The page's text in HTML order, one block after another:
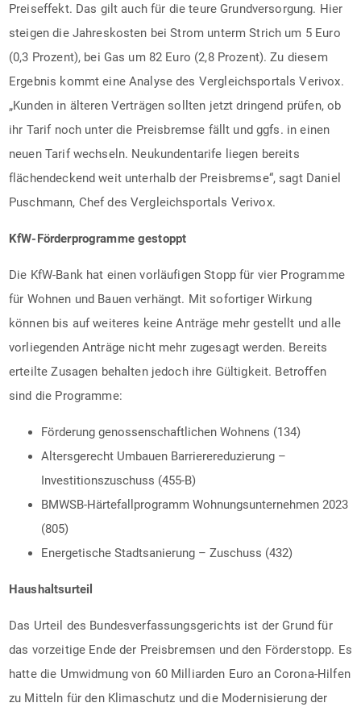
Preiseffekt. Das gilt auch für die teure Grundversorgung. Hier
steigen die Jahreskosten bei Strom unterm Strich um 5 Euro
(0,3 Prozent), bei Gas um 82 Euro (2,8 Prozent). Zu diesem
Ergebnis kommt eine Analyse des Vergleichsportals Verivox.
„Kunden in älteren Verträgen sollten jetzt dringend prüfen, ob
ihr Tarif noch unter die Preisbremse fällt und ggfs. in einen
neuen Tarif wechseln. Neukundentarife liegen bereits
flächendeckend weit unterhalb der Preisbremse“, sagt Daniel
Puschmann, Chef des Vergleichsportals Verivox.
KfW-Förderprogramme gestoppt
Die KfW-Bank hat einen vorläufigen Stopp für vier Programme
für Wohnen und Bauen verhängt. Mit sofortiger Wirkung
können bis auf weiteres keine Anträge mehr gestellt und alle
vorliegenden Anträge nicht mehr zugesagt werden. Bereits
erteilte Zusagen behalten jedoch ihre Gültigkeit. Betroffen
sind die Programme:
Förderung genossenschaftlichen Wohnens (134)
Altersgerecht Umbauen Barrierereduzierung –
Investitionszuschuss (455-B)
BMWSB-Härtefallprogramm Wohnungsunternehmen 2023
(805)
Energetische Stadtsanierung – Zuschuss (432)
Haushaltsurteil
Das Urteil des Bundesverfassungsgerichts ist der Grund für
das vorzeitige Ende der Preisbremsen und den Förderstopp. Es
hatte die Umwidmung von 60 Milliarden Euro an Corona-Hilfen
zu Mitteln für den Klimaschutz und die Modernisierung der